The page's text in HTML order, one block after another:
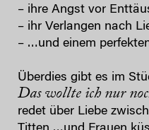
– ihre Angst vor
– ihr Verlangen nach
– …und einem
Überdies gibt es im
Das wollte ich nur
redet über Liebe